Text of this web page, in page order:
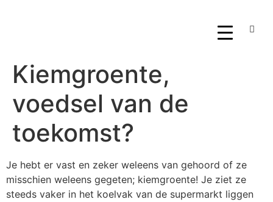
Kiemgroente,
voedsel van de
toekomst?
Je hebt er vast en zeker weleens van gehoord of ze
misschien weleens gegeten; kiemgroente! Je ziet ze
steeds vaker in het koelvak van de supermarkt liggen